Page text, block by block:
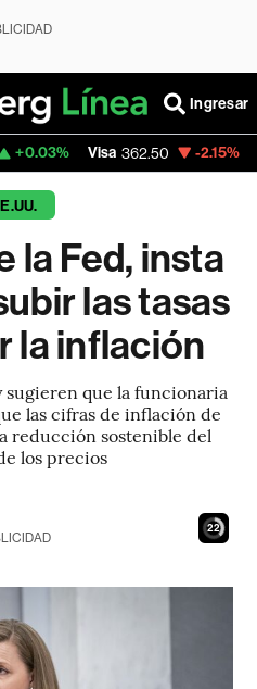
Ingresar
Visa 362.50 -2.15%
la Fed, insta
las tasas
la inflación
sugieren que la funcionaria
las cifras de inflación de
reducción sostenible del
los precios
21